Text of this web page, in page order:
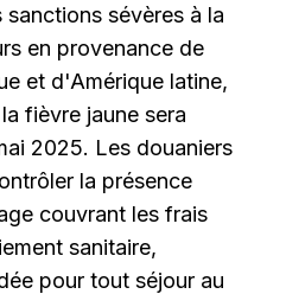
sévères à la
en provenance de
et d'Amérique latine,
fièvre jaune sera
2025. Les douaniers
la présence
couvrant les frais
sanitaire,
pour tout séjour au